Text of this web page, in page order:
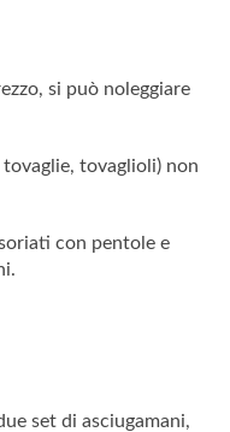
si può noleggiare
tovaglie, tovaglioli) non
con pentole e
set di asciugamani,